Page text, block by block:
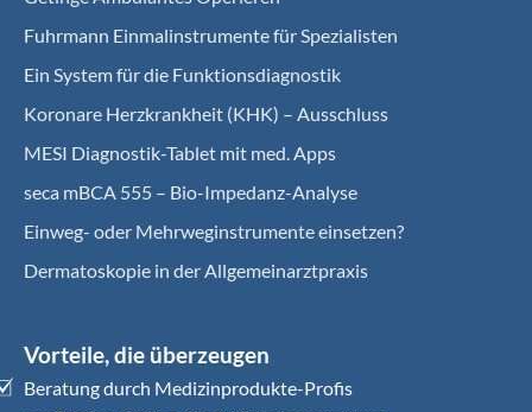
Fuhrmann Einmalinstrumente für Spezialisten
Ein System für die Funktionsdiagnostik
Koro­nare Herz­krank­heit (KHK) – Ausschluss
MESI Diagnostik-Tablet mit med. Apps
seca mBCA 555 – Bio-Impedanz-Analyse
Einweg- oder Mehrweginstrumente einsetzen?
Dermatoskopie in der Allgemeinarztpraxis
Vorteile, die überzeugen
Beratung durch Medizinprodukte-Profis